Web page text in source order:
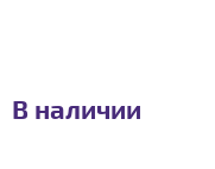
В наличии